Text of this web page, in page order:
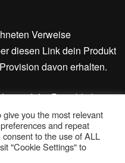
Verweise
diesen Link dein Produkt
davon erhalten.
und der Preis bleibt
you the most relevant
and repeat
consent to the use of ALL
"Cookie Settings" to